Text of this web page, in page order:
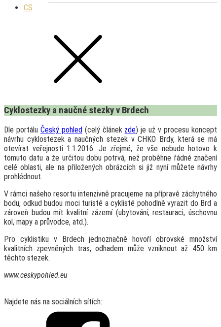
CS
Cyklostezky a naučné stezky v Brdech
Dle portálu Český pohled(celý článek zde) je už v procesu koncept
návrhu cyklostezek a naučných stezek v CHKO Brdy, která se má
otevírat veřejnosti 1.1.2016. Je zřejmé, že vše nebude hotovo k
tomuto datu a že určitou dobu potrvá, než proběhne řádné značení
celé oblasti, ale na přiložených obrázcích si již nyní můžete návrhy
prohlédnout.
V rámci našeho resortu intenzivně pracujeme na přípravě záchytného
bodu, odkud budou moci turisté a cyklisté pohodlně vyrazit do Brd a
zároveň budou mít kvalitní zázemí (ubytování, restauraci, úschovnu
kol, mapy a průvodce, atd.).
Pro cyklistiku v Brdech jednoznačně hovoří obrovské množství
kvalitních zpevněných tras, odhadem může vzniknout až 450 km
těchto stezek.
www.ceskypohled.eu
Najdete nás na sociálních sítích: